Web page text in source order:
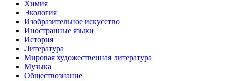
Химия
Экология
Изобразительное искусство
Иностранные языки
История
Литература
Мировая художественная литература
Музыка
Обществознание